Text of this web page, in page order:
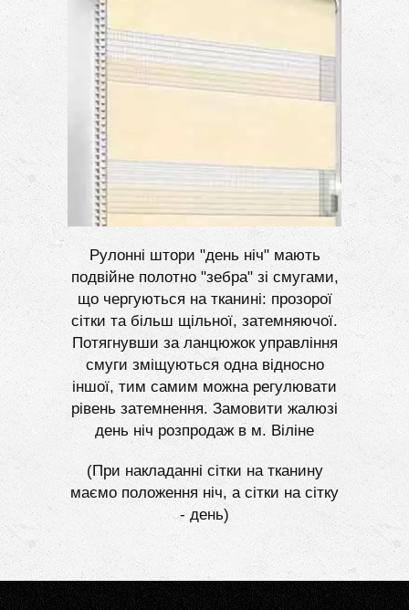
Рулонні штори "день ніч" мають
подвійне полотно "зебра" зі смугами,
що чергуються на тканині: прозорої
сітки та більш щільної, затемняючої.
Потягнувши за ланцюжок управління
смуги зміщуються одна відносно
іншої, тим самим можна регулювати
рівень затемнення. Замовити жалюзі
день ніч розпродаж в м. Віліне
(При накладанні сітки на тканину
маємо положення ніч, а сітки на сітку
- день)